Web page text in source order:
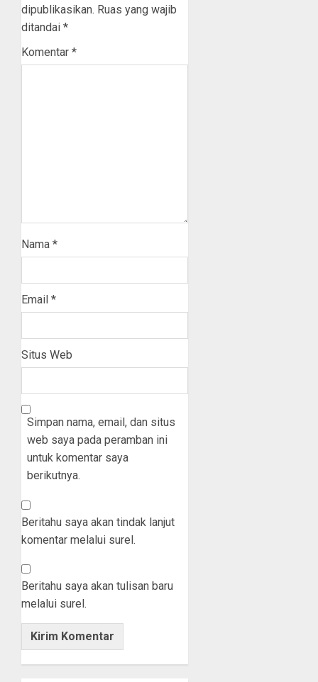
dipublikasikan. Ruas yang wajib
ditandai *
Komentar *
Nama *
Email *
Situs Web
Simpan nama, email, dan situs
web saya pada peramban ini
untuk komentar saya
berikutnya.
Beritahu saya akan tindak lanjut
komentar melalui surel.
Beritahu saya akan tulisan baru
melalui surel.